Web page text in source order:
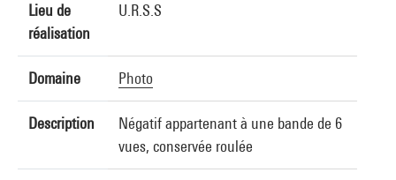
Lieu de
réalisation
U.R.S.S
Domaine Photo
Description
Négatif appartenant à une bande de 6
vues, conservée roulée